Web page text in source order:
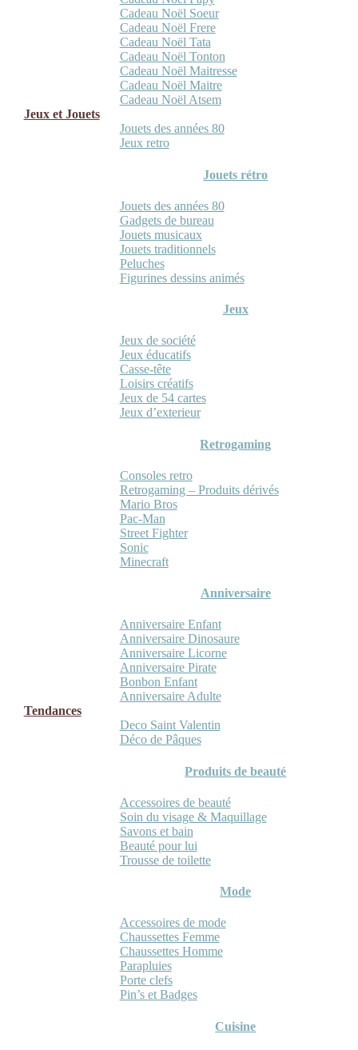
Cadeau Noël Soeur
Cadeau Noël Frere
Cadeau Noël Tata
Cadeau Noël Tonton
Cadeau Noël Maitresse
Cadeau Noël Maitre
Cadeau Noël Atsem
Jeux et Jouets
Jouets des années 80
Jeux retro
Jouets rétro
Jouets des années 80
Gadgets de bureau
Jouets musicaux
Jouets traditionnels
Peluches
Figurines dessins animés
Jeux
Jeux de société
Jeux éducatifs
Casse-tête
Loisirs créatifs
Jeux de 54 cartes
Jeux d’exterieur
Retrogaming
Consoles retro
Retrogaming – Produits dérivés
Mario Bros
Pac-Man
Street Fighter
Sonic
Minecraft
Anniversaire
Anniversaire Enfant
Anniversaire Dinosaure
Anniversaire Licorne
Anniversaire Pirate
Bonbon Enfant
Anniversaire Adulte
Tendances
Deco Saint Valentin
Déco de Pâques
Produits de beauté
Accessoires de beauté
Soin du visage & Maquillage
Savons et bain
Beauté pour lui
Trousse de toilette
Mode
Accessoires de mode
Chaussettes Femme
Chaussettes Homme
Parapluies
Porte clefs
Pin’s et Badges
Cuisine